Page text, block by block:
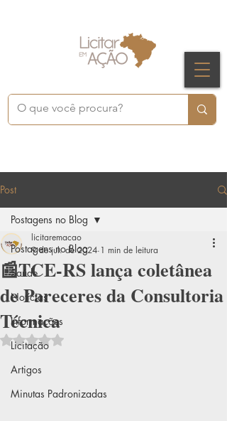
Post
Postagens no Blog
Saúde
Notícias
Informações
Licitação
Artigos
Minutas Padronizadas
Postagens no Blog
📰TCE-RS lança coletânea
de Pareceres da Consultoria
Técnica
licitaremacao
9 de jul. de 2024 1 min de leitura
Avaliado com NaN de 5 estrelas.